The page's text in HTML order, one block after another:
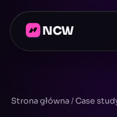
NCW
Strona główna/Case